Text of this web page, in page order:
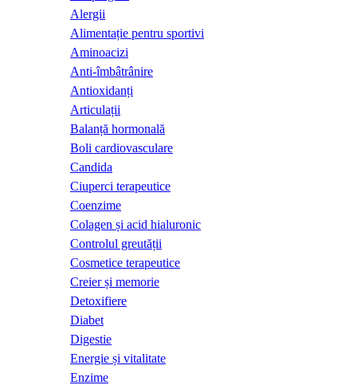
Alergii
Alimentație pentru sportivi
Aminoacizi
Anti-îmbâtrânire
Antioxidanți
Articulații
Balanță hormonală
Boli cardiovasculare
Candida
Ciuperci terapeutice
Coenzime
Colagen și acid hialuronic
Controlul greutății
Cosmetice terapeutice
Creier și memorie
Detoxifiere
Diabet
Digestie
Energie și vitalitate
Enzime